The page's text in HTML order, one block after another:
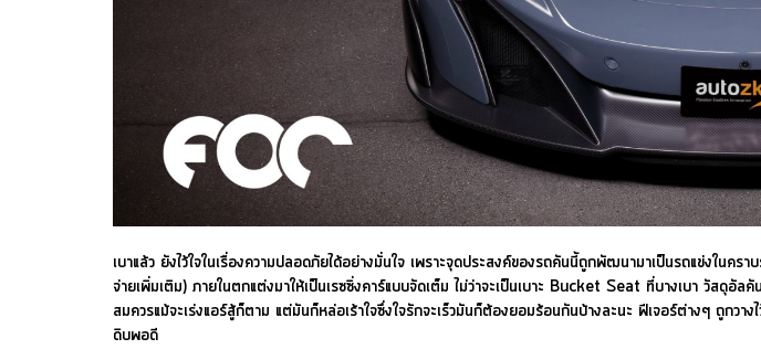
เบาแล้ว ยังไว้ใจในเรื่องความปลอดภัยได้อย่างมั่นใจ เพราะจุดประสงค์ของรถคันนี้ถูกพัฒนามาเป็นรถแข่งในคร
จ่ายเพิ่มเติม) ภายในตกแต่งมาให้เป็นเรซซิ่งคาร์แบบจัดเต็ม ไม่ว่าจะเป็นเบาะ Bucket Seat ที่บางเบา วัสดุอัล
สมควรแม้จะเร่งแอร์สู้ก็ตาม แต่มันก็หล่อเร้าใจซึ่งใจรักจะเร็วมันก็ต้องยอมร้อนกันบ้างละนะ ฟีเจอร์ต่างๆ ถูก
ดิบพอดี